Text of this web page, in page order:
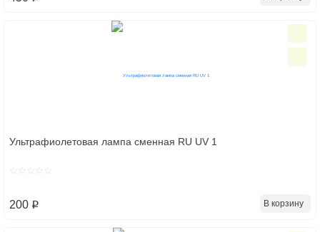
Ультрафиолетовая лампа сменная RU UV 1
200 p В корзину